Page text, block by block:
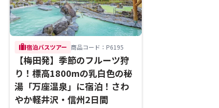
trip宿泊バスツアー 商品コード：P6195
【梅田発】季節のフルーツ狩
り！標高1800mの乳白色の秘
湯「万座温泉」に宿泊！さわ
やか軽井沢・信州2日間